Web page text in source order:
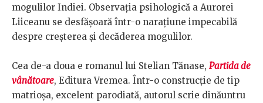
mogulilor Indiei. Observația psihologică a Aurorei
Liiceanu se desfășoară într-o narațiune impecabilă
despre creșterea și decăderea mogulilor.
Cea de-a doua e romanul lui Stelian Tănase, Partida de
vânătoare, Editura Vremea. Într-o construcție de tip
matrioșa, excelent parodiată, autorul scrie dinăuntru